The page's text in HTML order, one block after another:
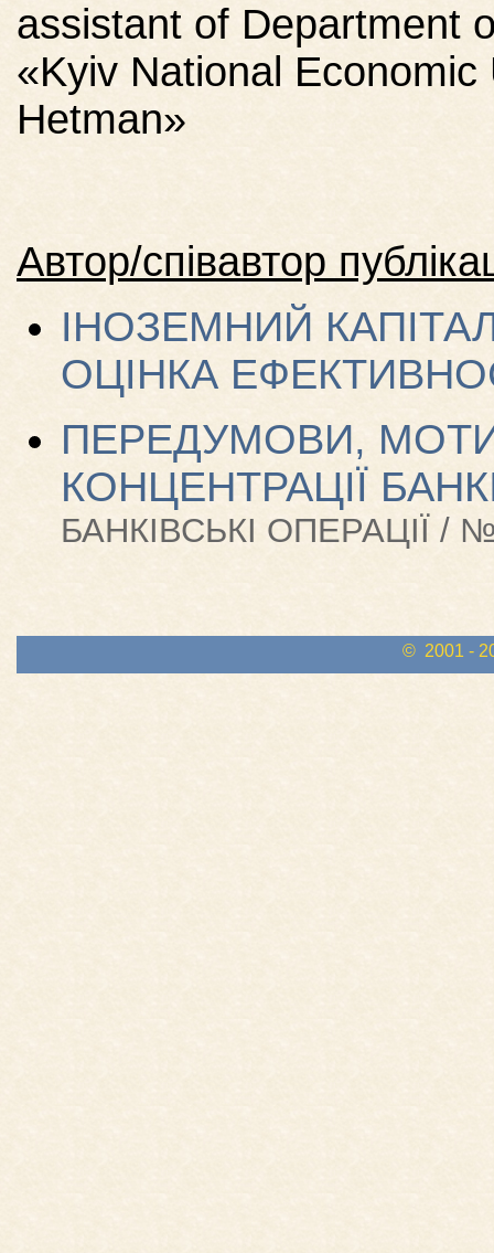
assistant of Department
«Kyiv National
Hetman»
Автор/співавтор
ІНОЗЕМНИЙ
ОЦІНКА
ПЕРЕДУМОВИ,
КОНЦЕНТРАЦІЇ
БАНКІВСЬКІ ОПЕРАЦІЇ /
© 2001 -